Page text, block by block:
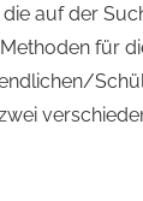
auf der
für